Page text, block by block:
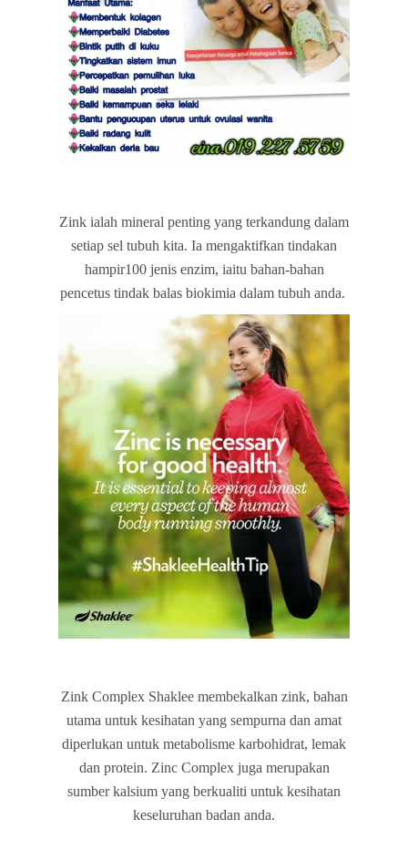
Zink ialah mineral penting yang terkandung dalam
setiap sel tubuh kita. Ia mengaktifkan tindakan
hampir100 jenis enzim, iaitu bahan-bahan
pencetus tindak balas biokimia dalam tubuh anda.
Zink Complex Shaklee membekalkan zink, bahan
utama untuk kesihatan yang sempurna dan amat
diperlukan untuk metabolisme karbohidrat, lemak
dan protein. Zinc Complex juga merupakan
sumber kalsium yang berkualiti untuk kesihatan
keseluruhan badan anda.